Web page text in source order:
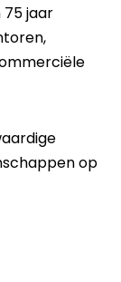
jaar
op